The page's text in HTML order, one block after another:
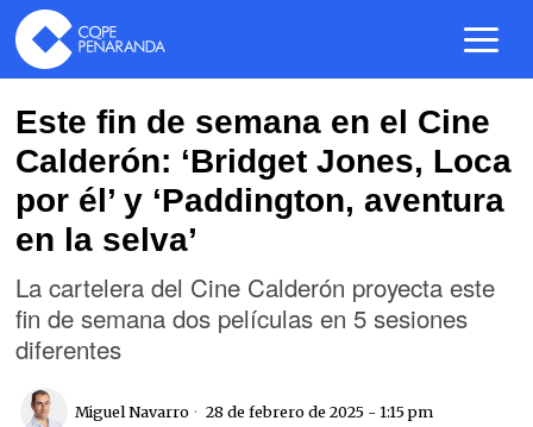
Este fin de semana en el Cine
Calderón: ‘Bridget Jones, Loca
por él’ y ‘Paddington, aventura
en la selva’
La cartelera del Cine Calderón proyecta este
fin de semana dos películas en 5 sesiones
diferentes
Miguel Navarro 28 de febrero de 2025 - 1:15 pm